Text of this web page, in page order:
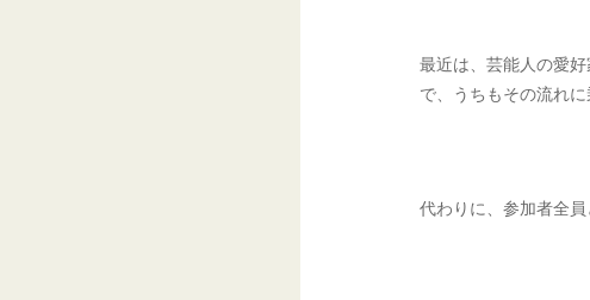
最近は、芸能人の愛
で、うちもその流れに
代わりに、参加者全